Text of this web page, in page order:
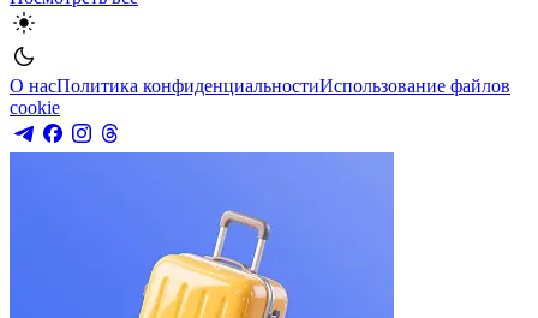
О насПолитика конфиденциальностиИспользование файлов
cookie